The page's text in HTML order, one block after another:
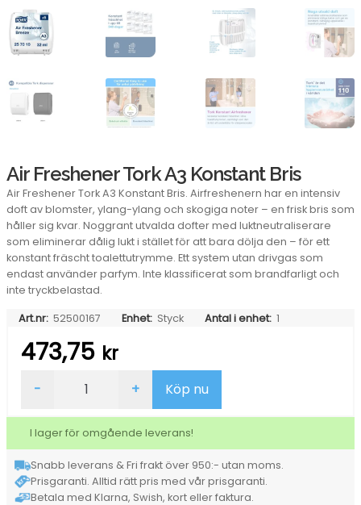
Air Freshener Tork A3 Konstant Bris
Air Freshener Tork A3 Konstant Bris. Airfreshenern har en intensiv
doft av blomster, ylang-ylang och skogiga noter – en frisk bris som
håller sig kvar. Noggrant utvalda dofter med luktneutraliserare
som eliminerar dålig lukt i stället för att bara dölja den – för ett
konstant fräscht toalettutrymme. Ett system utan drivgas som
endast använder parfym. Inte klassificerat som brandfarligt och
inte tryckbelastad.
Art.nr: 52500167 Enhet: Styck Antal i enhet: 1
473,75 kr
Freshener
A3
Konstant
Bris
mängd
- + Köp nu
I lager för omgående leverans!
Snabb leverans & Fri frakt över 950:- utan moms.
Prisgaranti. Alltid rätt pris med vår prisgaranti.
Betala med Klarna, Swish, kort eller faktura.